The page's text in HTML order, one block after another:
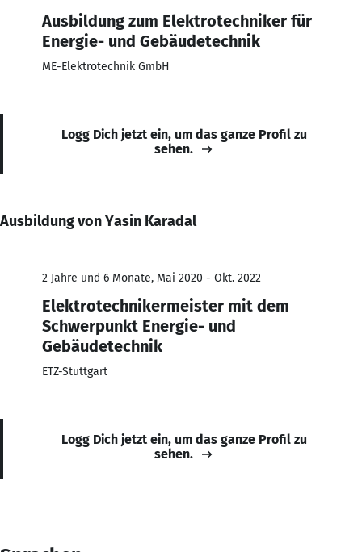
Ausbildung zum Elektrotechniker für
Energie- und Gebäudetechnik
ME-Elektrotechnik GmbH
Logg Dich jetzt ein, um das ganze Profil zu
sehen.
Ausbildung von Yasin Karadal
2 Jahre und 6 Monate, Mai 2020 - Okt. 2022
Elektrotechnikermeister mit dem
Schwerpunkt Energie- und
Gebäudetechnik
ETZ-Stuttgart
Logg Dich jetzt ein, um das ganze Profil zu
sehen.